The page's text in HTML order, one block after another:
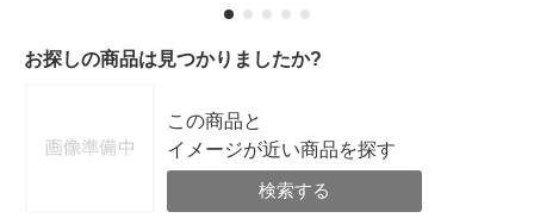
お探しの商品は見つかりましたか?
この商品と
イメージが近い商品を探す
検索する